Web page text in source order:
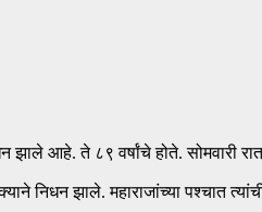
आहे. ते ८९ वर्षांचे होते. सोमवारी
निधन झाले. महाराजांच्या